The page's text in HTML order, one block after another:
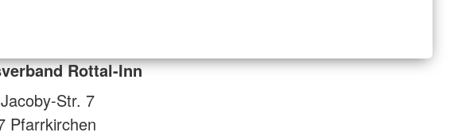
Rottal-Inn
Str. 7
Pfarrkirchen